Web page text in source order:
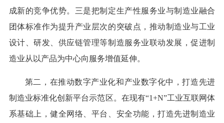
成新的竞争优势。三是把制定生产性服务业与制造业融合
团体标准作为提升产业层次的突破点，推动制造业与工业
设计、研发、供应链管理等制造服务业联动发展，促进制
造业从以产品为中心向服务增值延伸。
第二，在推动数字产业化和产业数字化中，打造先进
制造业标准化创新平台示范区。在现有“1+N”工业互联网体
系基础上，健全网络、平台、安全功能，打造先进制造业